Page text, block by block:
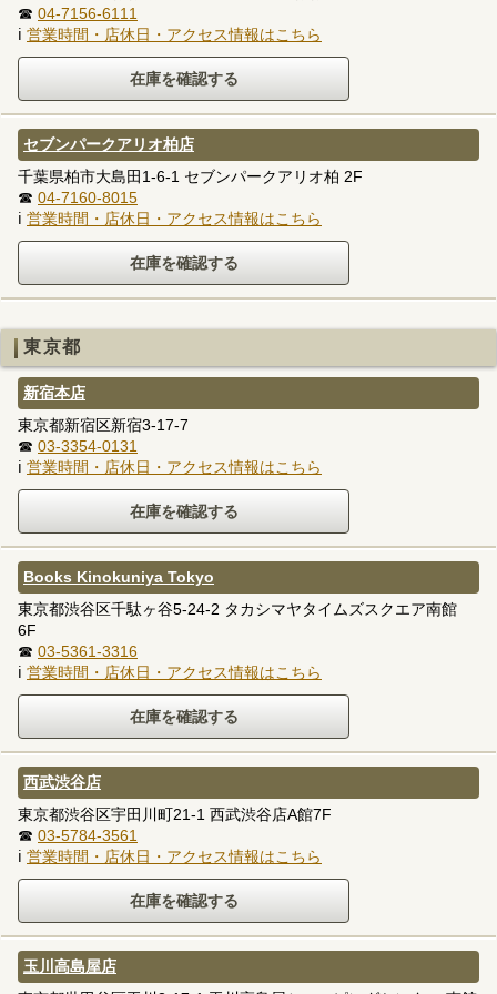
☎ 04-7156-6111
ℹ 営業時間・店休日・アクセス情報はこちら
セブンパークアリオ柏店
千葉県柏市大島田1-6-1 セブンパークアリオ柏 2F
☎ 04-7160-8015
ℹ 営業時間・店休日・アクセス情報はこちら
東京都
新宿本店
東京都新宿区新宿3-17-7
☎ 03-3354-0131
ℹ 営業時間・店休日・アクセス情報はこちら
Books Kinokuniya Tokyo
東京都渋谷区千駄ヶ谷5-24-2 タカシマヤタイムズスクエア南館
6F
☎ 03-5361-3316
ℹ 営業時間・店休日・アクセス情報はこちら
西武渋谷店
東京都渋谷区宇田川町21-1 西武渋谷店A館7F
☎ 03-5784-3561
ℹ 営業時間・店休日・アクセス情報はこちら
玉川高島屋店